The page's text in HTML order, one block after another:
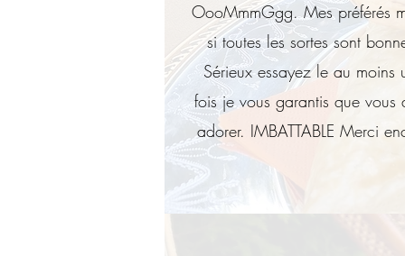
OooMmmGgg. Mes préférés
si toutes les sortes sont
Sérieux essayez le au moins
fois je vous garantis que vous
adorer. IMBATTABLE Merci